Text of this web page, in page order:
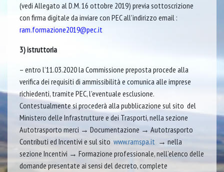
(vedi Allegato al D.M. 16 ottobre 2019) previa sottoscrizione
con firma digitale da inviare con PEC all’indirizzo email :
ram.formazione2019@pec.it
3) istruttoria
– entro l’11.03.2020 la Commissione preposta procede alla
verifica dei requisiti di ammissibilità e comunica alle imprese
richiedenti, tramite PEC, l’eventuale esclusione.
Contestualmente si procederà alla pubblicazione sul sito del
Ministero delle Infrastrutture e dei Trasporti, nella sezione
Autotrasporto merci → Documentazione → Autotrasporto
Contributi ed Incentivi e sul sito www.ramspa.it → nella
sezione Incentivi → Formazione professionale, nell’elenco delle
domande presentate ai sensi del decreto, complete